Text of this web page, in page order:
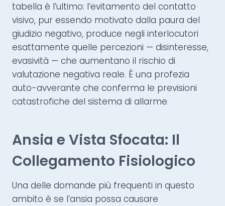
tabella è l’ultimo: l’evitamento del contatto
visivo, pur essendo motivato dalla paura del
giudizio negativo, produce negli interlocutori
esattamente quelle percezioni — disinteresse,
evasività — che aumentano il rischio di
valutazione negativa reale. È una profezia
auto-avverante che conferma le previsioni
catastrofiche del sistema di allarme.
Ansia e Vista Sfocata: Il
Collegamento Fisiologico
Una delle domande più frequenti in questo
ambito è se l’ansia possa causare